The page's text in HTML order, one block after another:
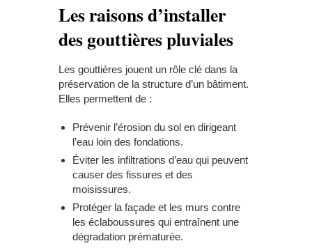
Les raisons d’installer
des gouttières pluviales
Les gouttières jouent un rôle clé dans la
préservation de la structure d’un bâtiment.
Elles permettent de :
Prévenir l’érosion du sol en dirigeant
l’eau loin des fondations.
Éviter les infiltrations d’eau qui peuvent
causer des fissures et des
moisissures.
Protéger la façade et les murs contre
les éclaboussures qui entraînent une
dégradation prématurée.